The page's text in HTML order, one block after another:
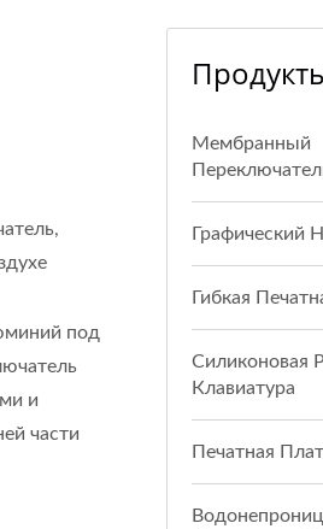
под
и
части
Мембранный
Графический
Гибкая
Силиконовая
Клавиатура
Печатная